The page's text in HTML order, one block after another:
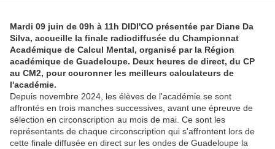
Mardi 09 juin de 09h à 11h DIDI'CO présentée par Diane Da
Silva, accueille la finale radiodiffusée du Championnat
Académique de Calcul Mental, organisé par la Région
académique de Guadeloupe. Deux heures de direct, du CP
au CM2, pour couronner les meilleurs calculateurs de
l'académie.
Depuis novembre 2024, les élèves de l'académie se sont
affrontés en trois manches successives, avant une épreuve de
sélection en circonscription au mois de mai. Ce sont les
représentants de chaque circonscription qui s'affrontent lors de
cette finale diffusée en direct sur les ondes de Guadeloupe la